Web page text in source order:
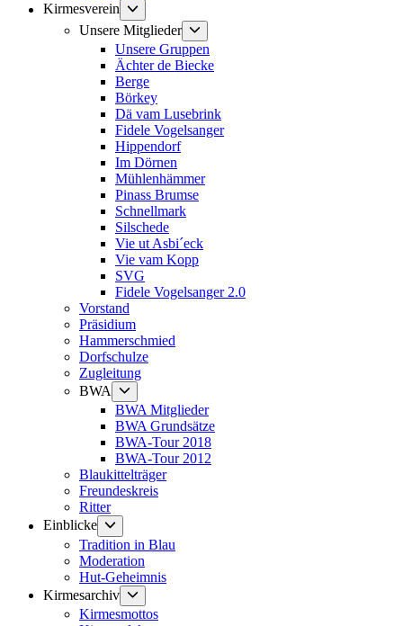
Kirmesverein
Untermenü
anzeigen
Unsere Mitglieder
anzeigen
Unsere Gruppen
Ächter de Biecke
Berge
Börkey
Dä vam Lusebrink
Fidele Vogelsanger
Hippendorf
Im Dörnen
Mühlenhämmer
Pinass Brumse
Schnellmark
Silschede
Vie ut Asbi´eck
Vie vam Kopp
SVG
Fidele Vogelsanger 2.0
Vorstand
Präsidium
Hammerschmied
Dorfschulze
Zugleitung
BWA
anzeigen
BWA Mitglieder
BWA Grundsätze
BWA-Tour 2018
BWA-Tour 2012
Blaukittelträger
Freundeskreis
Ritter
Einblicke
Untermenü
anzeigen
Tradition in Blau
Moderation
Hut-Geheimnis
Kirmesarchiv
anzeigen
Kirmesmottos